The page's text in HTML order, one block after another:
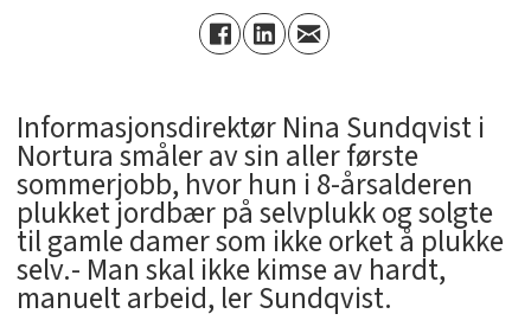
Informasjonsdirektør Nina Sundqvist i
Nortura småler av sin aller første
sommerjobb, hvor hun i 8-årsalderen
plukket jordbær på selvplukk og solgte
til gamle damer som ikke orket å plukke
selv.- Man skal ikke kimse av hardt,
manuelt arbeid, ler Sundqvist.